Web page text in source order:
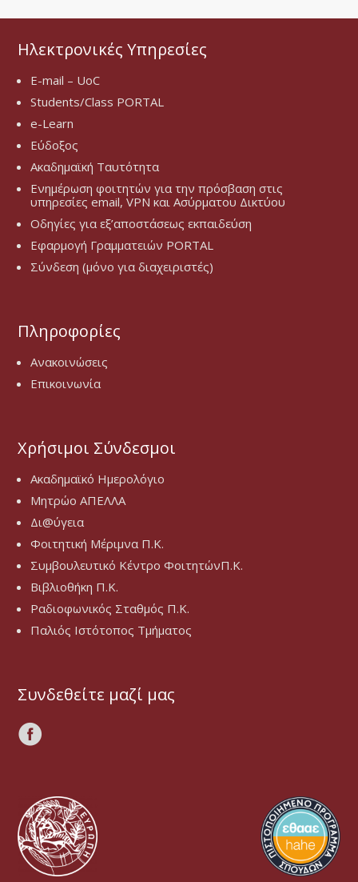
Ηλεκτρονικές Υπηρεσίες
E-mail – UoC
Students/Class PORTAL
e-Learn
Εύδοξος
Ακαδημαϊκή Ταυτότητα
Ενημέρωση φοιτητών για την πρόσβαση στις
υπηρεσίες email, VPN και Ασύρματου Δικτύου
Οδηγίες για εξ’αποστάσεως εκπαιδεύση
Εφαρμογή Γραμματειών PORTAL
Σύνδεση (μόνο για διαχειριστές)
Πληροφορίες
Ανακοινώσεις
Επικοινωνία
Χρήσιμοι Σύνδεσμοι
Ακαδημαϊκό Ημερολόγιο
Μητρώο ΑΠΕΛΛΑ
Δι@ύγεια
Φοιτητική Μέριμνα Π.Κ.
Συμβουλευτικό Κέντρο ΦοιτητώνΠ.Κ.
Βιβλιοθήκη Π.Κ.
Ραδιοφωνικός Σταθμός Π.Κ.
Παλιός Ιστότοπος Τμήματος
Συνδεθείτε μαζί μας